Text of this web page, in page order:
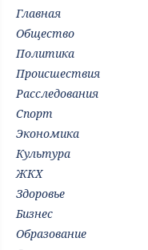
Главная
Общество
Политика
Происшествия
Расследования
Спорт
Экономика
Культура
ЖКХ
Здоровье
Бизнес
Образование